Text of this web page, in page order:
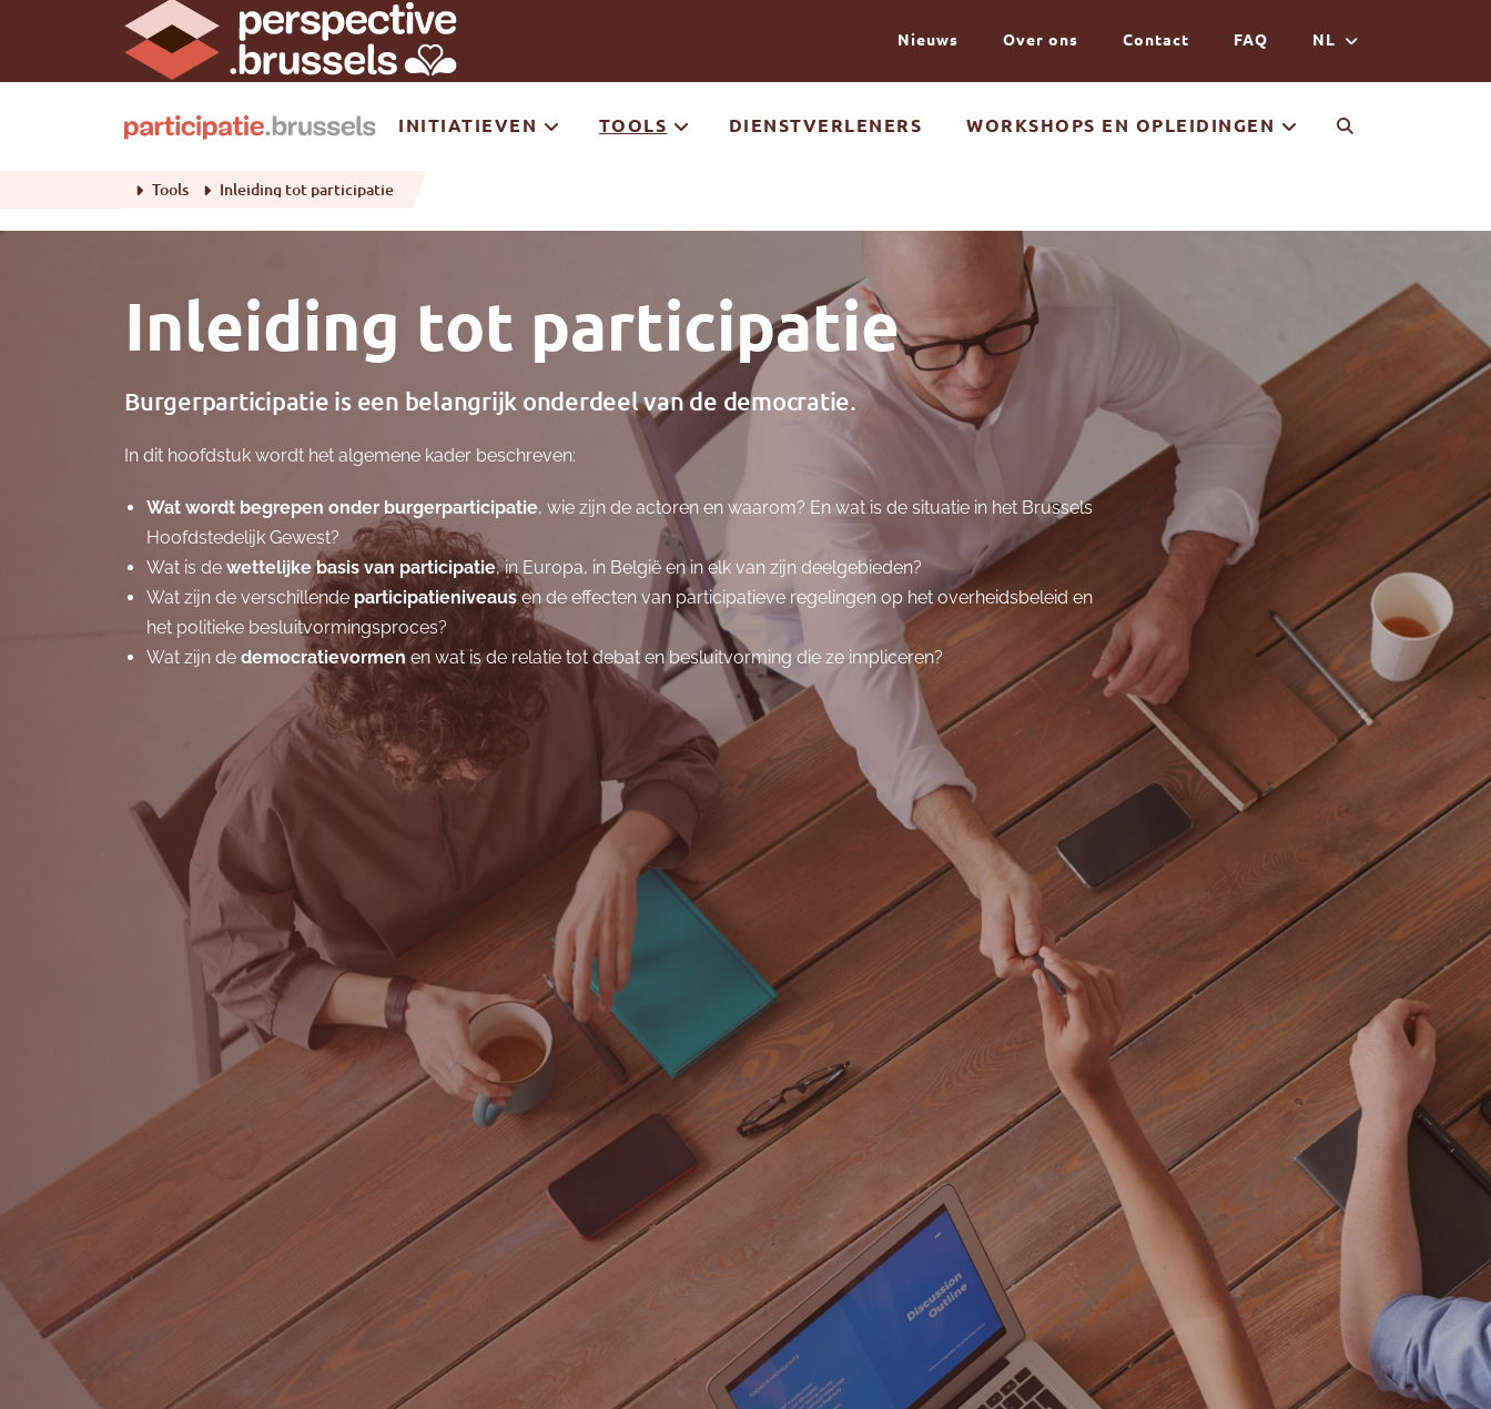
Nieuws Over ons Contact FAQ NL
INITIATIEVEN TOOLS DIENSTVERLENERS WORKSHOPS EN OPLEIDINGEN
Tools Inleiding tot participatie
Inleiding tot participatie
Burgerparticipatie is een belangrijk onderdeel van de democratie.
In dit hoofdstuk wordt het algemene kader beschreven:
Wat wordt begrepen onder burgerparticipatie, wie zijn de actoren en waarom? En wat is de situatie in het Brussels
Hoofdstedelijk Gewest?
Wat is de wettelijke basis van participatie, in Europa, in België en in elk van zijn deelgebieden?
Wat zijn de verschillende participatieniveausen de effecten van participatieve regelingen op het overheidsbeleid en
het politieke besluitvormingsproces?
Wat zijn de democratievormenen wat is de relatie tot debat en besluitvorming die ze impliceren?